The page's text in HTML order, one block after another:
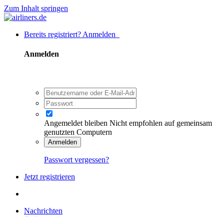
Zum Inhalt springen
Bereits registriert? Anmelden
Anmelden
Angemeldet bleiben Nicht empfohlen auf gemeinsam
genutzten Computern
Anmelden
Passwort vergessen?
Jetzt registrieren
Nachrichten